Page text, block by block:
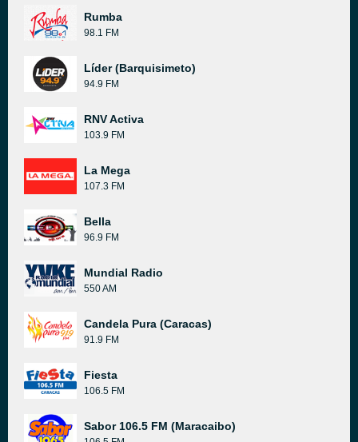
Rumba
98.1 FM
Líder (Barquisimeto)
94.9 FM
RNV Activa
103.9 FM
La Mega
107.3 FM
Bella
96.9 FM
Mundial Radio
550 AM
Candela Pura (Caracas)
91.9 FM
Fiesta
106.5 FM
Sabor 106.5 FM (Maracaibo)